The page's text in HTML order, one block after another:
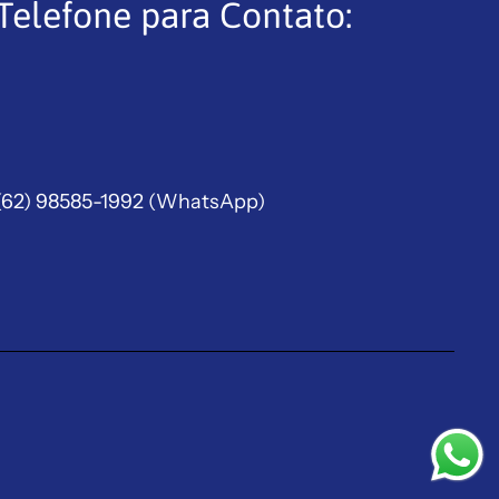
para Contato:
98585-1992 (WhatsApp)